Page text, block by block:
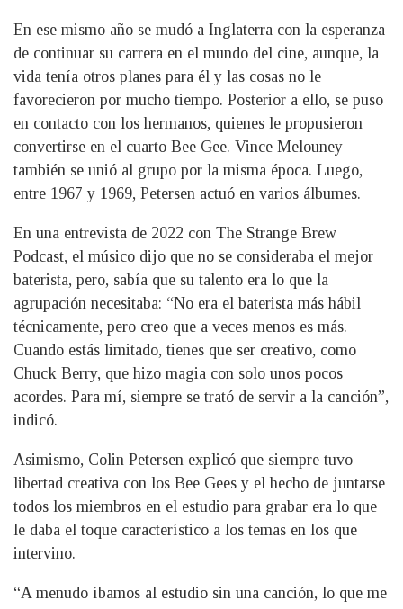
En ese mismo año se mudó a Inglaterra con la esperanza
de continuar su carrera en el mundo del cine, aunque, la
vida tenía otros planes para él y las cosas no le
favorecieron por mucho tiempo. Posterior a ello, se puso
en contacto con los hermanos, quienes le propusieron
convertirse en el cuarto Bee Gee. Vince Melouney
también se unió al grupo por la misma época. Luego,
entre 1967 y 1969, Petersen actuó en varios álbumes.
En una entrevista de 2022 con The Strange Brew
Podcast, el músico dijo que no se consideraba el mejor
baterista, pero, sabía que su talento era lo que la
agrupación necesitaba: “No era el baterista más hábil
técnicamente, pero creo que a veces menos es más.
Cuando estás limitado, tienes que ser creativo, como
Chuck Berry, que hizo magia con solo unos pocos
acordes. Para mí, siempre se trató de servir a la canción”,
indicó.
Asimismo, Colin Petersen explicó que siempre tuvo
libertad creativa con los Bee Gees y el hecho de juntarse
todos los miembros en el estudio para grabar era lo que
le daba el toque característico a los temas en los que
intervino.
“A menudo íbamos al estudio sin una canción, lo que me